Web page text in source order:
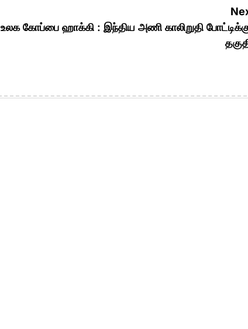
உலக கோப்பை ஹாக்கி : இந்திய அணி காலிறுதி